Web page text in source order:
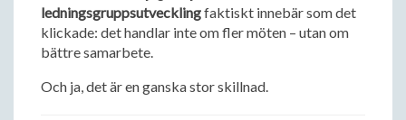
ledningsgruppsutvecklingfaktiskt innebär som det
klickade: det handlar inte om fler möten – utan om
bättre samarbete.
Och ja, det är en ganska stor skillnad.